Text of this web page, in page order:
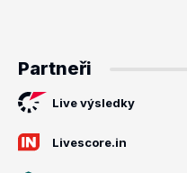
Partneři
Live výsledky
Livescore.in